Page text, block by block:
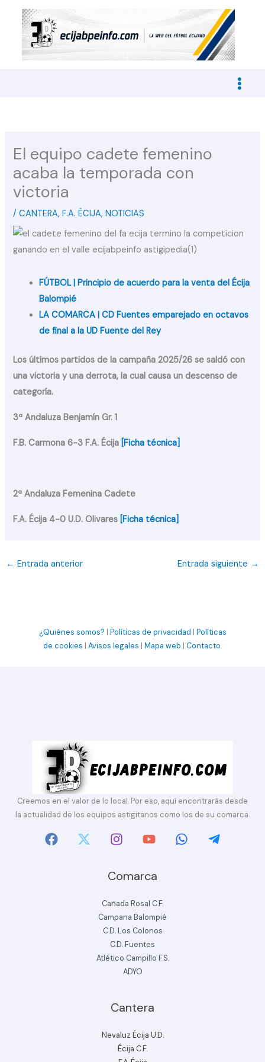
contenido
El equipo cadete femenino
acaba la temporada con
victoria
/CANTERA,F.A. ÉCIJA,NOTICIAS
FÚTBOL | Principio de acuerdo para la venta del Écija
Balompié
LA COMARCA | CD Fuentes emparejado en octavos
de final a la UD Fuente del Rey
Los últimos partidos de la campaña 2025/26 se saldó con
una victoria y una derrota, la cual causa un descenso de
categoría.
3ª Andaluza Benjamín Gr. 1
F.B. Carmona 6-3 F.A. Écija [Ficha técnica]
2ª Andaluza Femenina Cadete
F.A. Écija 4-0 U.D. Olivares [Ficha técnica]
← Entrada anterior Entrada siguiente →
¿Quiénes somos? | Políticas de privacidad | Políticas
de cookies | Avisos legales | Mapa web | Contacto
Creemos en el valor de lo local. Por eso, aquí encontrarás desde
la actualidad de los equipos astigitanos como los de su comarca.
Comarca
Cañada Rosal C.F.
Campana Balompié
C.D. Los Colonos
C.D. Fuentes
Atlético Campillo F.S.
ADYO
Cantera
Nevaluz Écija U.D.
Écija C.F.